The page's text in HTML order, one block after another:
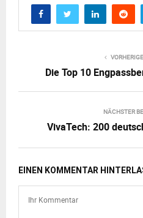
Die Top 10
NÄCHSTER
VivaTech: 200
EINEN KOMMENTAR